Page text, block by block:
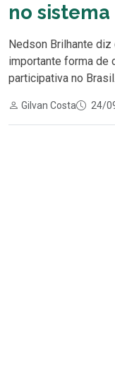
no
Nedson Brilhante
importante forma de
participativa no Brasil.
Gilvan Costa 24/